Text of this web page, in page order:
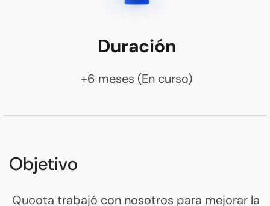
Duración
+6 meses (En curso)
Objetivo
Quoota trabajó con nosotros para mejorar la